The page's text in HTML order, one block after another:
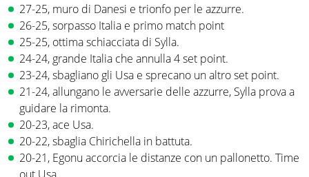
27-25, muro di Danesi e trionfo per le azzurre.
26-25, sorpasso Italia e primo match point
25-25, ottima schiacciata di Sylla.
24-24, grande Italia che annulla 4 set point.
23-24, sbagliano gli Usa e sprecano un altro set point.
21-24, allungano le avversarie delle azzurre, Sylla prova a
guidare la rimonta.
20-23, ace Usa.
20-22, sbaglia Chirichella in battuta.
20-21, Egonu accorcia le distanze con un pallonetto. Time
out Usa.